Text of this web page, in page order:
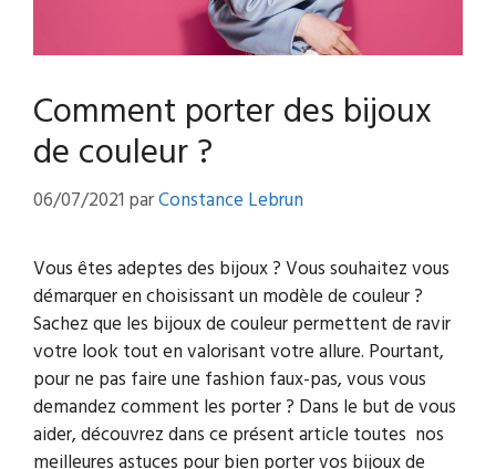
Comment porter des bijoux
de couleur ?
06/07/2021 parConstance Lebrun
Vous êtes adeptes des bijoux ? Vous souhaitez vous
démarquer en choisissant un modèle de couleur ?
Sachez que les bijoux de couleur permettent de ravir
votre look tout en valorisant votre allure. Pourtant,
pour ne pas faire une fashion faux-pas, vous vous
demandez comment les porter ? Dans le but de vous
aider, découvrez dans ce présent article toutes nos
meilleures astuces pour bien porter vos bijoux de